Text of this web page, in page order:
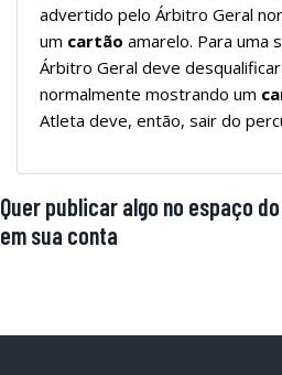
advertido pelo Árbitro Geral
um cartão amarelo. Para uma
Árbitro Geral deve
normalmente mostrando um
Atleta deve, então, sair do
Quer publicar algo no espaço
em sua conta